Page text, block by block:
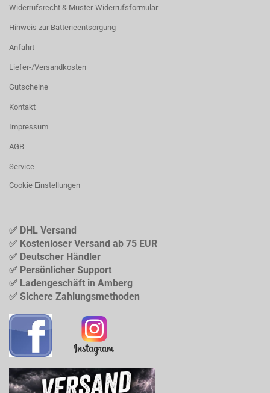
Widerrufsrecht & Muster-Widerrufsformular
Hinweis zur Batterieentsorgung
Anfahrt
Liefer-/Versandkosten
Gutscheine
Kontakt
Impressum
AGB
Service
Cookie Einstellungen
✅ DHL Versand
✅ Kostenloser Versand ab 75 EUR
✅ Deutscher Händler
✅ Persönlicher Support
✅ Ladengeschäft in Amberg
✅ Sichere Zahlungsmethoden